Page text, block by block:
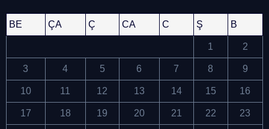
BE ÇA Ç CA C Ş B
1 2
3 4 5 6 7 8 9
10 11 12 13 14 15 16
17 18 19 20 21 22 23